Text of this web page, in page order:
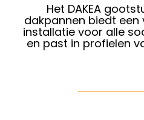
Het DAKEA
dakpannen biedt
installatie voor alle
en past in profielen